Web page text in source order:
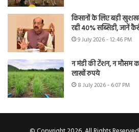
किसानों के लिए बड़ी
रही 40% सब्सिडी, जानें
9 July 2026 - 12:46 PM
न मंडी की टेंशन, न मौसम
लाखों रुपये
8 July 2026 - 6:07 PM